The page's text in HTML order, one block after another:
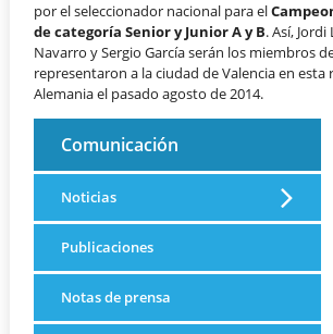
por el seleccionador nacional para el
de categoría Senior y Junior A y B. Así,
Navarro y Sergio García serán los miembros
representaron a la ciudad de Valencia en esta
Alemania el pasado agosto de 2014.
Comunicación
Noticias
Publicaciones
Notas de prensa